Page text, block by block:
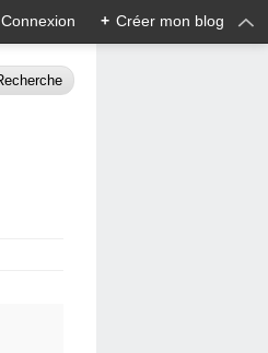
Connexion + Créer mon blog